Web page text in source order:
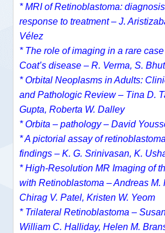
* MRI of Retinoblastoma:
response to treatment – J.
Vélez
* The role of imaging in a rare
Coat’s disease – R. Verma, S.
* Orbital Neoplasms in Adults:
and Pathologic Review – Tina D.
Gupta, Roberta W. Dalley
* Orbita – pathology – David
* A pictorial assay of
findings – K. G. Srinivasan, K.
* High-Resolution MR Imaging of
with Retinoblastoma – Andreas M.
Chirag V. Patel, Kristen W. Yeom
* Trilateral Retinoblastoma –
William C. Halliday, Helen M.